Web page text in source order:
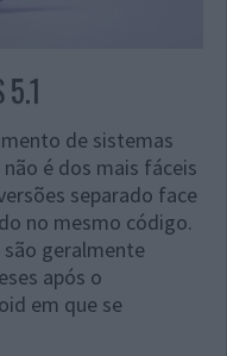
de sistemas
é dos mais fáceis
separado face
no mesmo código.
são geralmente
após o
em que se